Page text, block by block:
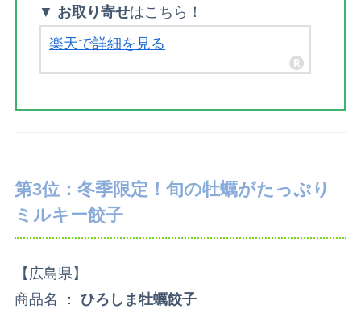
▼ お取り寄せはこちら！
楽天で詳細を見る
第3位：冬季限定！旬の牡蠣がたっぷり
ミルキー餃子
【広島県】
商品名 ： ひろしま牡蠣餃子